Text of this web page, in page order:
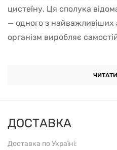
ДОСТАВКА
Доставка по Україні:
цистеїну. Ця сполука
— одного з найважливіших
організм виробляє
стійкості організму до
підвищувати рівень
важливо за хронічної
забрудненого повітря,